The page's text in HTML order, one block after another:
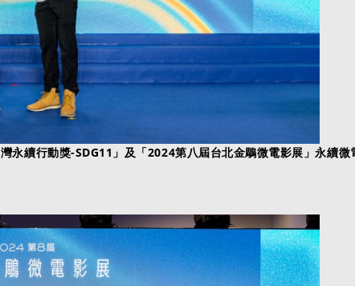
續行動獎-SDG11」及「2024第八屆台北金鵰微電影展」永續微